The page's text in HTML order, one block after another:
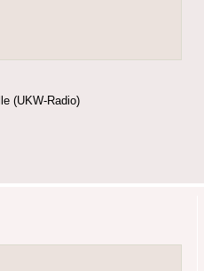
(UKW-Radio)